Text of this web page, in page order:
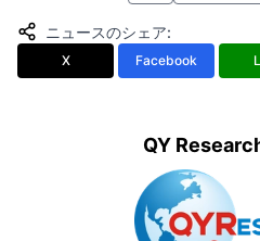
ニュースのシェア:
X Facebook
QY